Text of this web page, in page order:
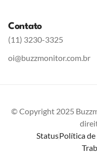
Contato
(11) 3230-3325
oi@buzzmonitor.com.br
© Copyright 2025
StatusPolítica